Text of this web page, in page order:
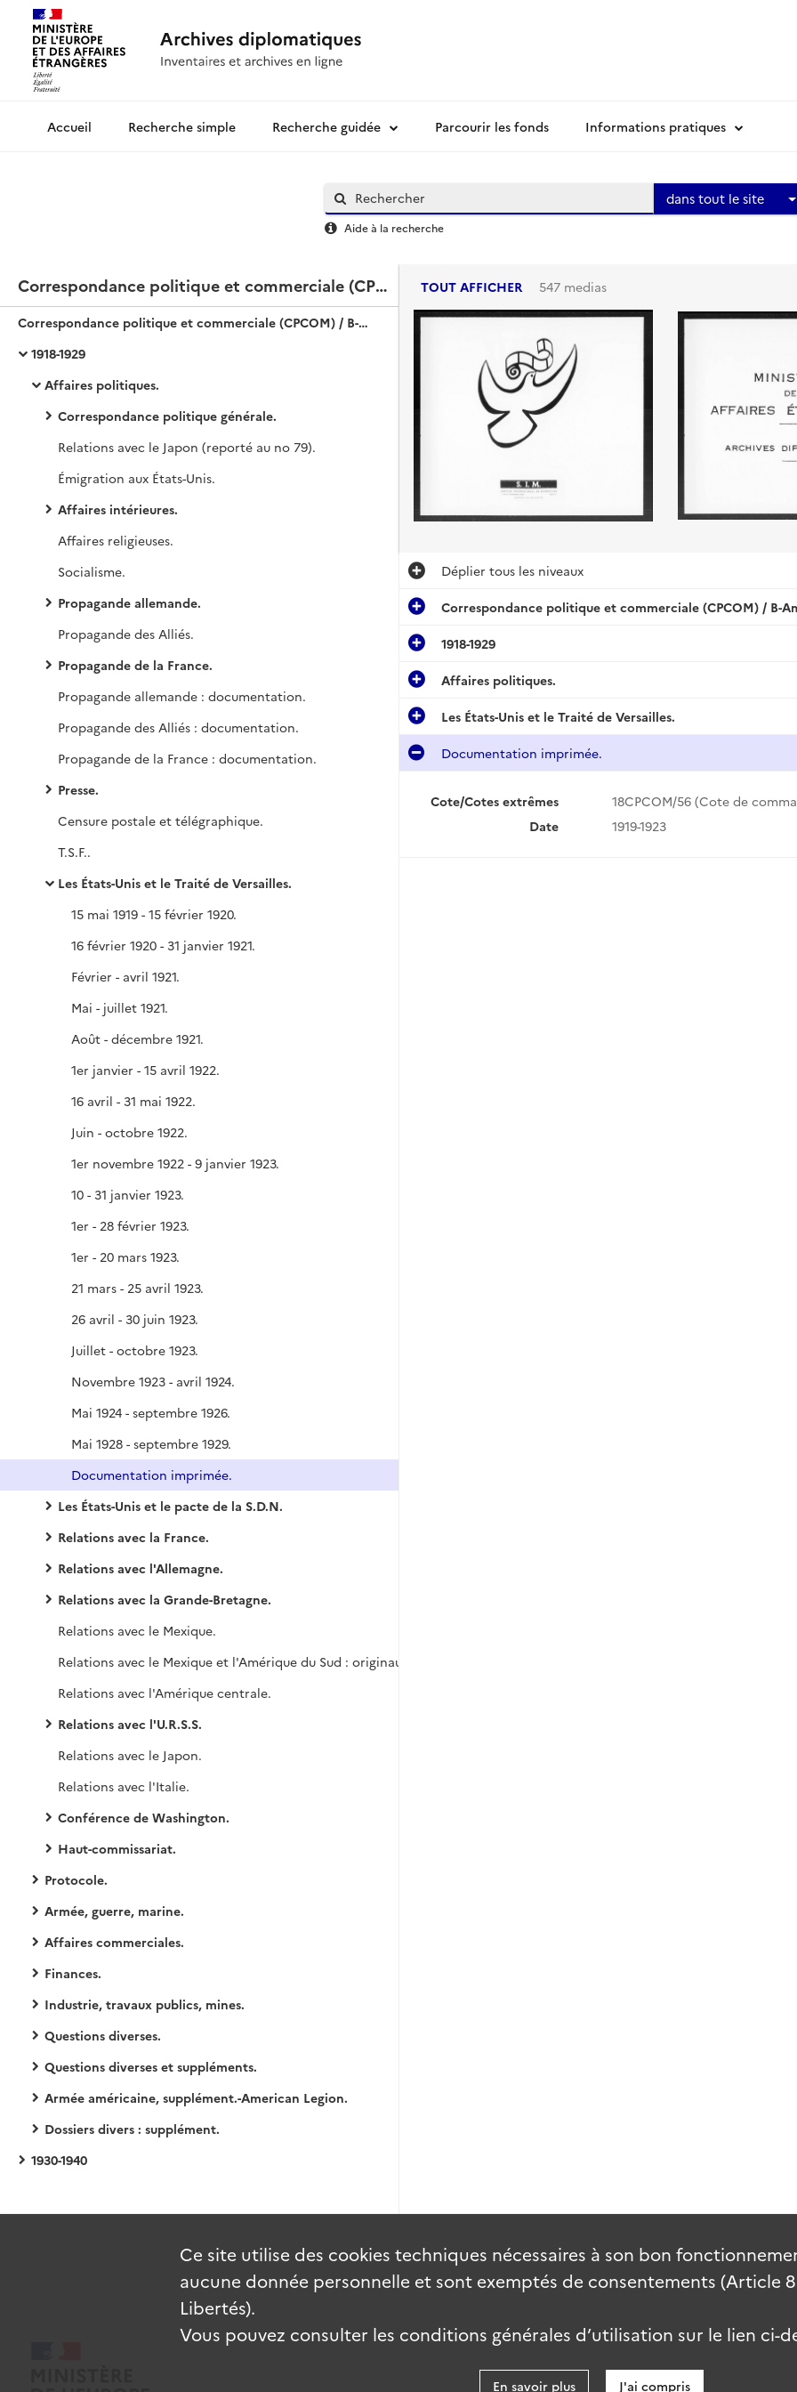
Archives diplomatiquesRecherche simple Recherche guidée Parcourir les fonds Informations pratiques
dans tout le site
Aide à la recherche
Correspondance politique et commerciale (CPCOM) / B-Amérique / Etats-Unis
Correspondance politique et commerciale (CPCOM) / B-Amérique / Etats-Unis
1918-1929
Affaires politiques.
Correspondance politique générale.
Relations avec le Japon (reporté au no 79).
Émigration aux États-Unis.
Affaires intérieures.
Affaires religieuses.
Socialisme.
Propagande allemande.
Propagande des Alliés.
Propagande de la France.
Propagande allemande : documentation.
Propagande des Alliés : documentation.
Propagande de la France : documentation.
Presse.
Censure postale et télégraphique.
T.S.F..
Les États-Unis et le Traité de Versailles.
15 mai 1919 - 15 février 1920.
16 février 1920 - 31 janvier 1921.
Février - avril 1921.
Mai - juillet 1921.
Août - décembre 1921.
1er janvier - 15 avril 1922.
16 avril - 31 mai 1922.
Juin - octobre 1922.
1er novembre 1922 - 9 janvier 1923.
10 - 31 janvier 1923.
1er - 28 février 1923.
1er - 20 mars 1923.
21 mars - 25 avril 1923.
26 avril - 30 juin 1923.
Juillet - octobre 1923.
Novembre 1923 - avril 1924.
Mai 1924 - septembre 1926.
Mai 1928 - septembre 1929.
Documentation imprimée.
Les États-Unis et le pacte de la S.D.N.
Relations avec la France.
Relations avec l'Allemagne.
Relations avec la Grande-Bretagne.
Relations avec le Mexique.
Relations avec l'Amérique centrale.
Relations avec l'U.R.S.S.
Relations avec le Japon.
Relations avec l'Italie.
Conférence de Washington.
Haut-commissariat.
Protocole.
Armée, guerre, marine.
Affaires commerciales.
Finances.
Industrie, travaux publics, mines.
Questions diverses.
Questions diverses et suppléments.
Armée américaine, supplément.-American Legion.
Dossiers divers : supplément.
1930-1940
TOUT AFFICHER 547 medias
Déplier tous les niveaux
Correspondance politique et commerciale (CPCOM) / B-
1918-1929
Affaires politiques.
Les États-Unis et le Traité de Versailles.
Documentation imprimée.
Cote/Cotes extrêmes
18CPCOM/56 (Cote de
Date
1919-1923
Ce site utilise des cookies techniques nécessaires à son bon
aucune donnée personnelle et sont exemptés de consentements (Article
Libertés).
Vous pouvez consulter les conditions générales d’utilisation sur le lien ci-
En savoir plus J'ai compris